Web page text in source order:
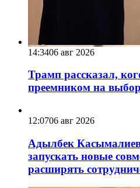
14:3406 авг 2026
Трамп рассказал,
преемником на
12:0706 авг 2026
Адылбек
запускать новые
расширять